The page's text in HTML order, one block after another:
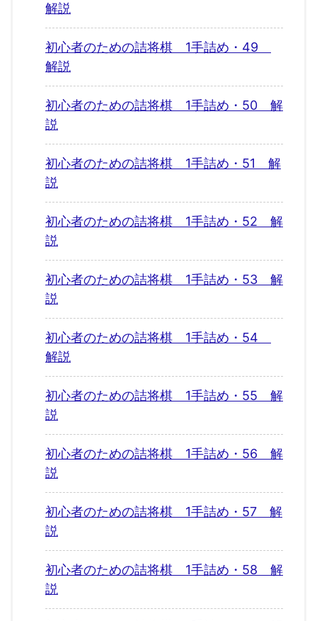
解説
初心者のための詰将棋 1手詰め・49
解説
初心者のための詰将棋 1手詰め・50 解
説
初心者のための詰将棋 1手詰め・51 解
説
初心者のための詰将棋 1手詰め・52 解
説
初心者のための詰将棋 1手詰め・53 解
説
初心者のための詰将棋 1手詰め・54
解説
初心者のための詰将棋 1手詰め・55 解
説
初心者のための詰将棋 1手詰め・56 解
説
初心者のための詰将棋 1手詰め・57 解
説
初心者のための詰将棋 1手詰め・58 解
説